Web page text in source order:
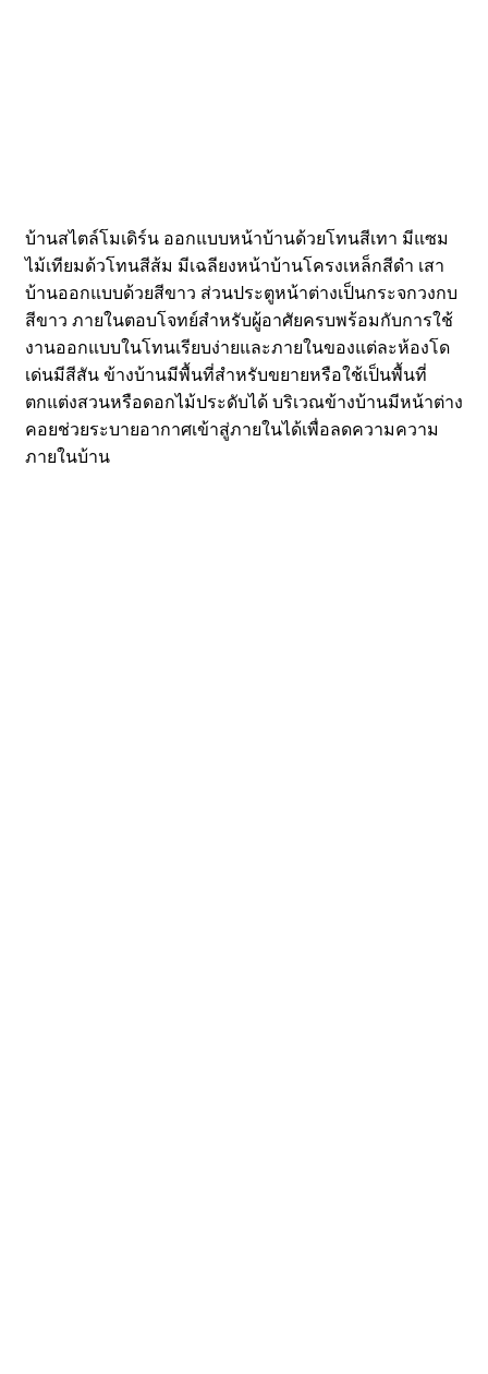
บ้านสไตล์โมเดิร์น ออกแบบหน้าบ้านด้วยโทนสีเทา มีแซม
ไม้เทียมด้วโทนสีส้ม มีเฉลียงหน้าบ้านโครงเหล็กสีดำ เสา
บ้านออกแบบด้วยสีขาว ส่วนประตูหน้าต่างเป็นกระจกวงกบ
สีขาว ภายในตอบโจทย์สำหรับผู้อาศัยครบพร้อมกับการใช้
งานออกแบบในโทนเรียบง่ายและภายในของแต่ละห้องโด
เด่นมีสีสัน ข้างบ้านมีพื้นที่สำหรับขยายหรือใช้เป็นพื้นที่
ตกแต่งสวนหรือดอกไม้ประดับได้ บริเวณข้างบ้านมีหน้าต่าง
คอยช่วยระบายอากาศเข้าสู่ภายในได้เพื่อลดความความ
ภายในบ้าน